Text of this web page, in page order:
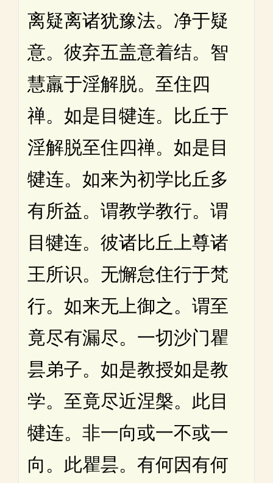
离疑离诸犹豫法。净于疑
意。彼弃五盖意着结。智
慧羸于淫解脱。至住四
禅。如是目犍连。比丘于
淫解脱至住四禅。如是目
犍连。如来为初学比丘多
有所益。谓教学教行。谓
目犍连。彼诸比丘上尊诸
王所识。无懈怠住行于梵
行。如来无上御之。谓至
竟尽有漏尽。一切沙门瞿
昙弟子。如是教授如是教
学。至竟尽近涅槃。此目
犍连。非一向或一不或一
向。此瞿昙。有何因有何